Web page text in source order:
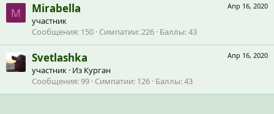
M
Апр 16, 2020
Mirabella
участник
Сообщения 150 Симпатии 226 Баллы 43
Апр 16, 2020
Svetlashka
участник · Из Курган
Сообщения 99 Симпатии 126 Баллы 43